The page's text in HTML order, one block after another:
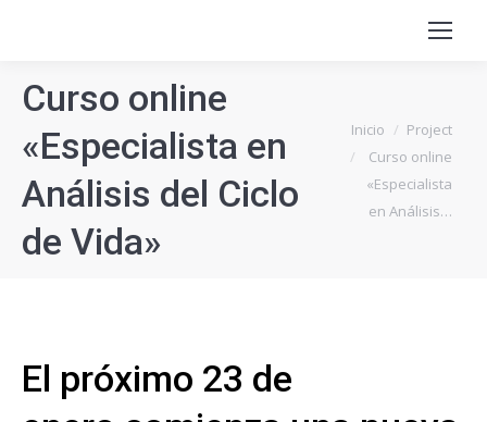
Curso online
«Especialista en
Análisis del Ciclo
de Vida»
Estás aquí:
Inicio
Project
Curso online
«Especialista
en Análisis…
El próximo 23 de